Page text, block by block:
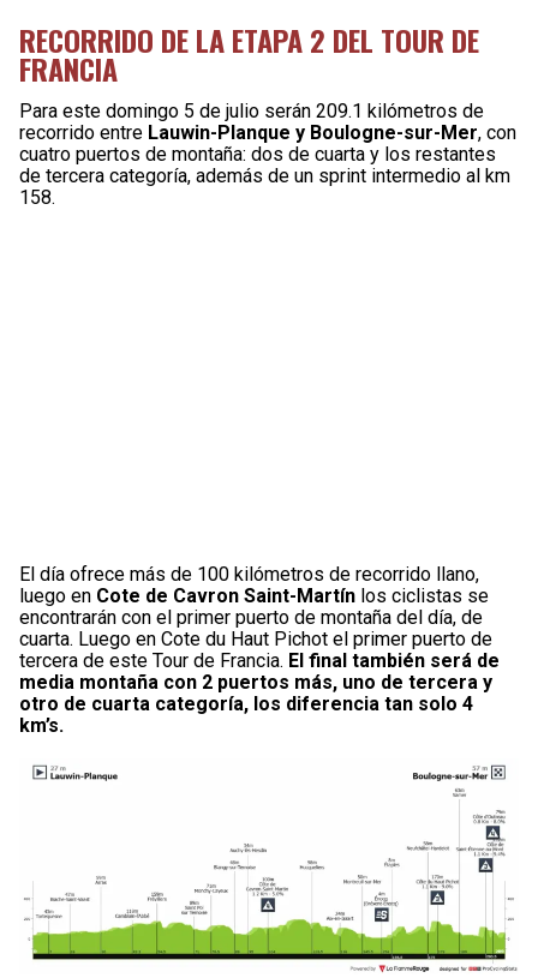
RECORRIDO DE LA ETAPA 2 DEL TOUR DE
FRANCIA
Para este domingo 5 de julio serán 209.1 kilómetros de
recorrido entre Lauwin-Planque y Boulogne-sur-Mer, con
cuatro puertos de montaña: dos de cuarta y los restantes
de tercera categoría, además de un sprint intermedio al km
158.
El día ofrece más de 100 kilómetros de recorrido llano,
luego en Cote de Cavron Saint-Martín los ciclistas se
encontrarán con el primer puerto de montaña del día, de
cuarta. Luego en Cote du Haut Pichot el primer puerto de
tercera de este Tour de Francia. El final también será de
media montaña con 2 puertos más, uno de tercera y
otro de cuarta categoría, los diferencia tan solo 4
km’s.